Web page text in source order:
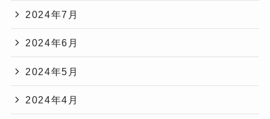
2024年7月
2024年6月
2024年5月
2024年4月